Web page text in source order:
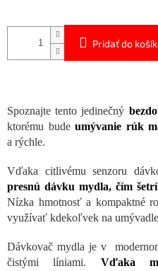
Pridať do
Spoznajte tento jedinečný
ktorému bude umývanie rúk
a rýchle.
Vďaka citlivému senzoru
presnú dávku mydla, čím
Nízka hmotnosť a kompaktné
využívať kdekoľvek na
Dávkovač mydla je v
čistými líniami. Vďaka